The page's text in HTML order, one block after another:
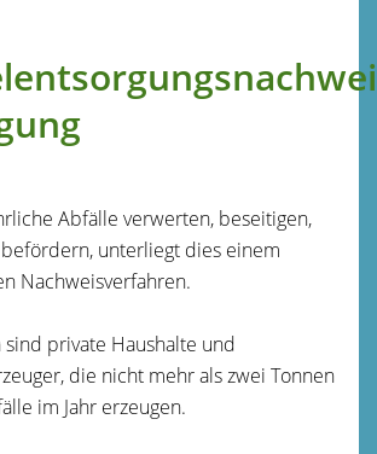
Abfälle verwerten, beseitigen,
unterliegt dies einem
Nachweisverfahren.
private Haushalte und
die nicht mehr als zwei Tonnen
im Jahr erzeugen.